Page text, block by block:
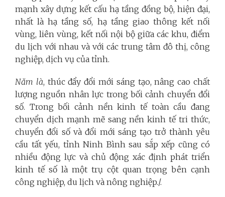
mạnh xây dựng kết cấu hạ tầng đồng bộ, hiện đại,
nhất là hạ tầng số, hạ tầng giao thông kết nối
vùng, liên vùng, kết nối nội bộ giữa các khu, điểm
du lịch với nhau và với các trung tâm đô thị, công
nghiệp, dịch vụ của tỉnh.
Năm là, thúc đẩy đổi mới sáng tạo, nâng cao chất
lượng nguồn nhân lực trong bối cảnh chuyển đổi
số. Trong bối cảnh nền kinh tế toàn cầu đang
chuyển dịch mạnh mẽ sang nền kinh tế tri thức,
chuyển đổi số và đổi mới sáng tạo trở thành yêu
cầu tất yếu, tỉnh Ninh Bình sau sắp xếp cũng có
nhiều động lực và chủ động xác định phát triển
kinh tế số là một trụ cột quan trọng bên cạnh
công nghiệp, du lịch và nông nghiệp./.